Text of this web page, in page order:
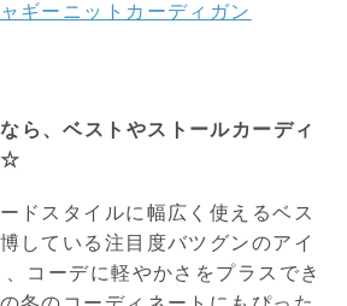
ギーニットカーディガン
ら、ベストやストールカーディ
☆
ドスタイルに幅広く使えるベス
している注目度バツグンのアイ
コーデに軽やかさをプラスでき